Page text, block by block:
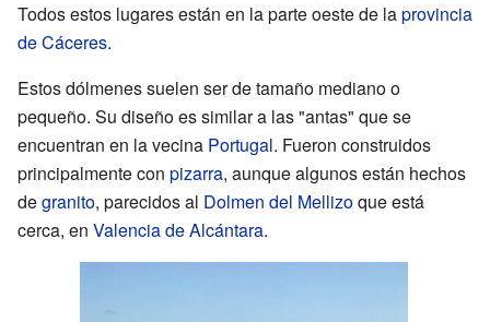
Todos estos lugares están en la parte oeste de laprovincia
de Cáceres.
Estos dólmenes suelen ser de tamaño mediano o
pequeño. Su diseño es similar a las "antas" que se
encuentran en la vecina Portugal. Fueron construidos
principalmente con pizarra, aunque algunos están hechos
degranito, parecidos al Dolmen del Mellizoque está
cerca, en Valencia de Alcántara.